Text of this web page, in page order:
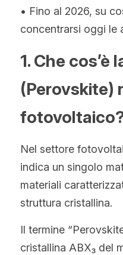
Malese
Bengalese
Tailandese
Slovacco
Giapponese
Coreano
Ebraico
• Fino al 2026, su
concentrarsi oggi le
1. Che cos’è
(Perovskite)
Nel settore
indica un singolo
materiali
struttura cristallina.
Il termine
cristallina ABX₃ del